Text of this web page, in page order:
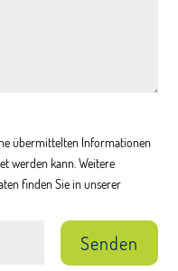
übermittelten Informationen
werden kann. Weitere
finden Sie in unserer
Senden